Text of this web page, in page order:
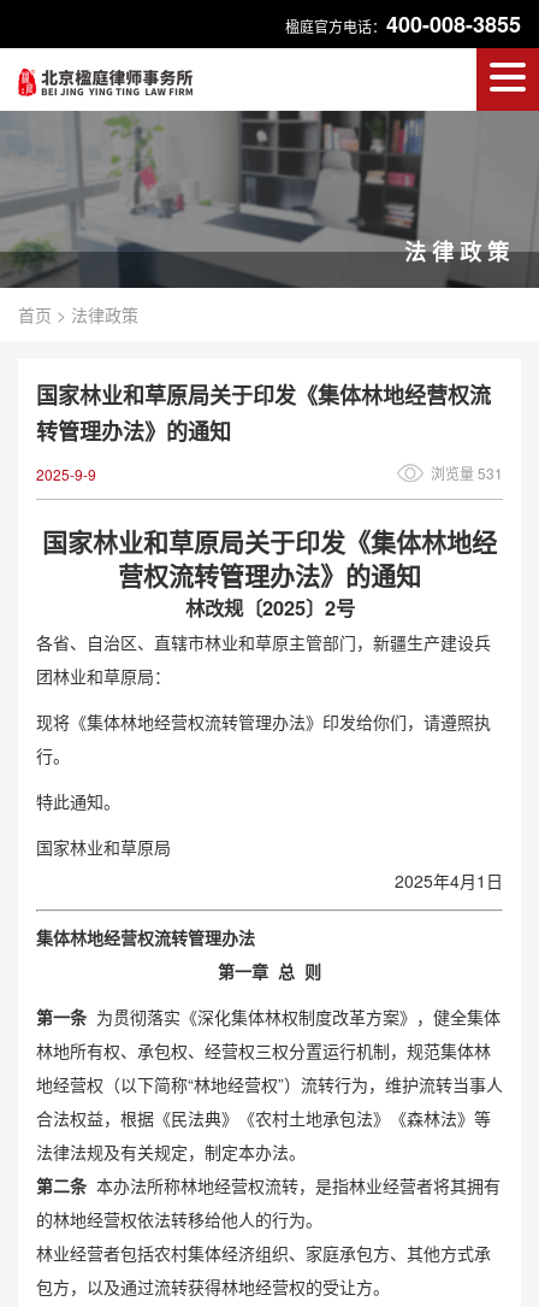
楹庭官方电话： 400-008-3855
法律政策
首页 > 法律政策
国家林业和草原局关于印发《集体林地经营权流
转管理办法》的通知
2025-9-9 浏览量 531
国家林业和草原局关于印发《集体林地经
营权流转管理办法》的通知
林改规〔2025〕2号
各省、自治区、直辖市林业和草原主管部门，新疆生产建设兵
团林业和草原局：
现将《集体林地经营权流转管理办法》印发给你们，请遵照执
行。
特此通知。
国家林业和草原局
2025年4月1日
集体林地经营权流转管理办法
第一章 总 则
第一条 为贯彻落实《深化集体林权制度改革方案》，健全集体
林地所有权、承包权、经营权三权分置运行机制，规范集体林
地经营权（以下简称“林地经营权”）流转行为，维护流转当事人
合法权益，根据《民法典》《农村土地承包法》《森林法》等
法律法规及有关规定，制定本办法。
第二条 本办法所称林地经营权流转，是指林业经营者将其拥有
的林地经营权依法转移给他人的行为。
林业经营者包括农村集体经济组织、家庭承包方、其他方式承
包方，以及通过流转获得林地经营权的受让方。